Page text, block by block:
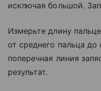
исключая большой.
Измерьте длину
от среднего пальца
поперечная линия
результат.